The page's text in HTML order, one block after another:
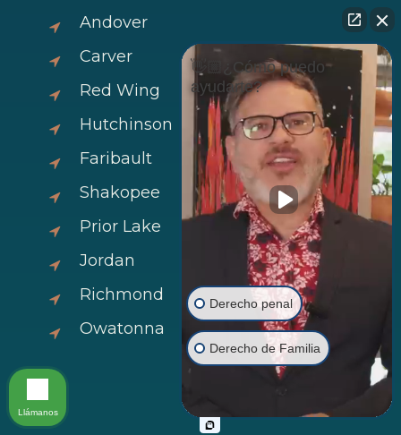
Andover
Carver
Red Wing
Hutchinson
Faribault
Shakopee
Prior Lake
Jordan
Richmond
Owatonna
👋🏼¿Cómo puedo
ayudarte?
Derecho penal
Derecho de Familia
Llámanos